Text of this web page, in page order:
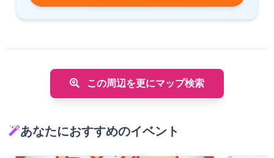
この周辺を更にマップ検索
あなたにおすすめのイベント